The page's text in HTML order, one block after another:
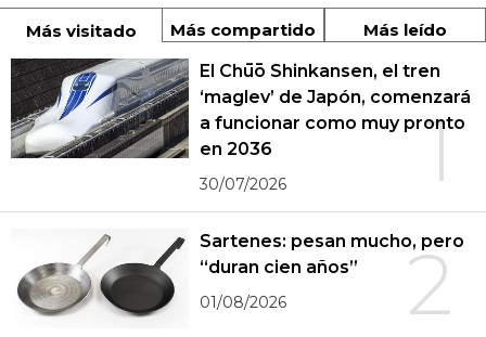
Más visitado Más compartido Más leído
1
El Chūō Shinkansen, el tren
‘maglev’ de Japón, comenzará
a funcionar como muy pronto
en 2036
30/07/2026
2
Sartenes: pesan mucho, pero
“duran cien años”
01/08/2026